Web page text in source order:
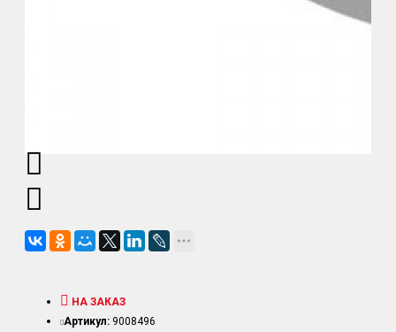
НА ЗАКАЗ
Артикул: 9008496